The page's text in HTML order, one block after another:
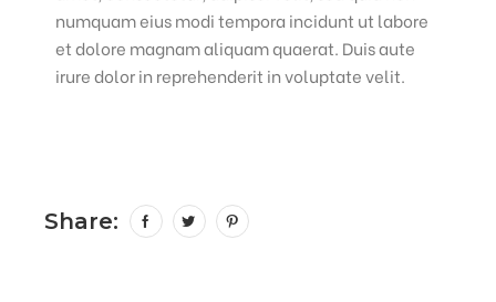
numquam eius modi tempora incidunt ut labore
et dolore magnam aliquam quaerat. Duis aute
irure dolor in reprehenderit in voluptate velit.
Share: